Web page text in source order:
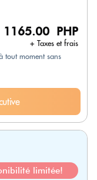
1165.00 PHP
+ Taxes et frais
tout moment sans
limitée!